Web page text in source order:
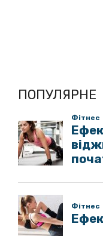
ПОПУЛЯРНЕ